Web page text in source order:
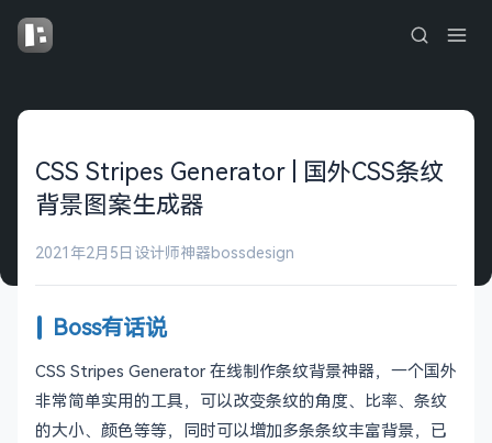
CSS Stripes Generator | 国外CSS条纹
背景图案生成器
2021年2月5日 设计师神器bossdesign
Boss有话说
CSS Stripes Generator 在线制作条纹背景神器，一个国外
非常简单实用的工具，可以改变条纹的角度、比率、条纹
的大小、颜色等等，同时可以增加多条条纹丰富背景，已